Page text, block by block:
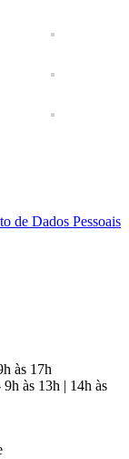
de Dados Pessoais
às 17h
às 13h | 14h às